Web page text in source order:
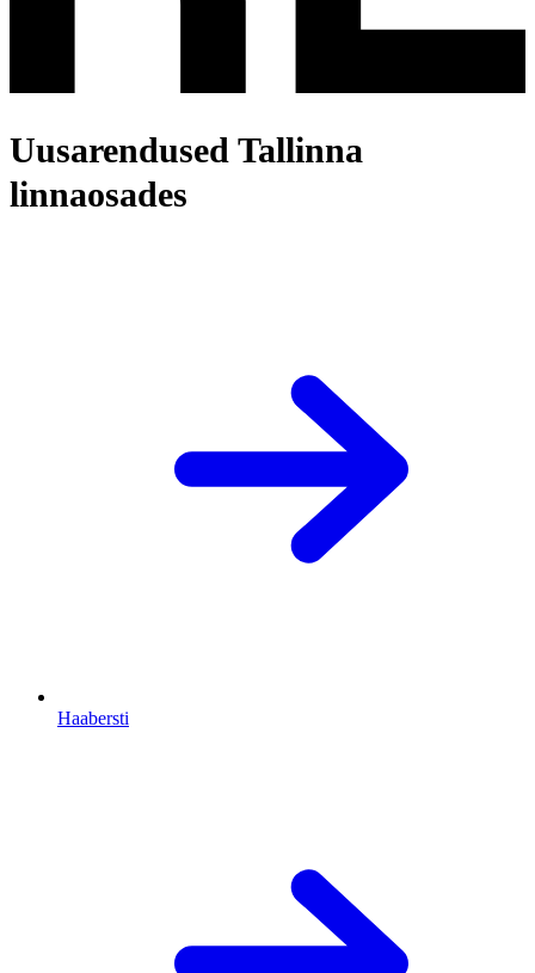
Uusarendused Tallinna
linnaosades
Haabersti